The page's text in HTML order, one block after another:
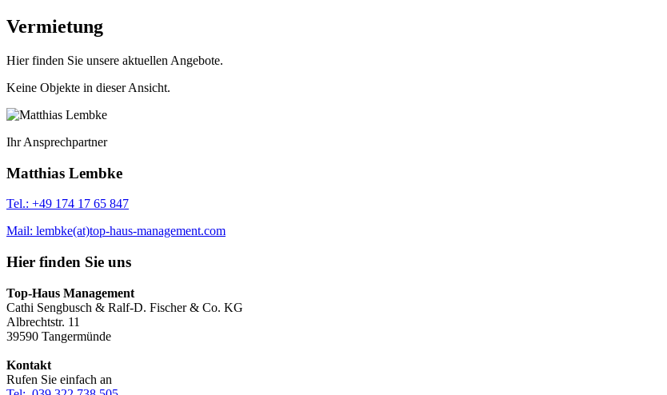
Vermietung
Hier finden Sie unsere aktuellen Angebote.
Keine Objekte in dieser Ansicht.
Ihr Ansprechpartner
Matthias Lembke
Tel.: +49 174 17 65 847
Mail: lembke(at)top-haus-management.com
Hier finden Sie uns
Top-Haus Management
Cathi Sengbusch & Ralf-D. Fischer & Co. KG
Albrechtstr. 11
39590 Tangermünde
Kontakt
Rufen Sie einfach an